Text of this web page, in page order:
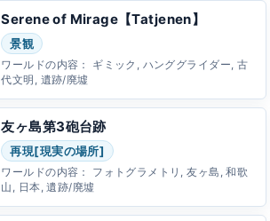
Serene of Mirage【Tatjenen】
景観
ワールドの内容：
ギミック, ハンググライダー, 古
代文明, 遺跡/廃墟
友ヶ島第3砲台跡
再現[現実の場所]
ワールドの内容：
フォトグラメトリ, 友ヶ島, 和歌
山, 日本, 遺跡/廃墟